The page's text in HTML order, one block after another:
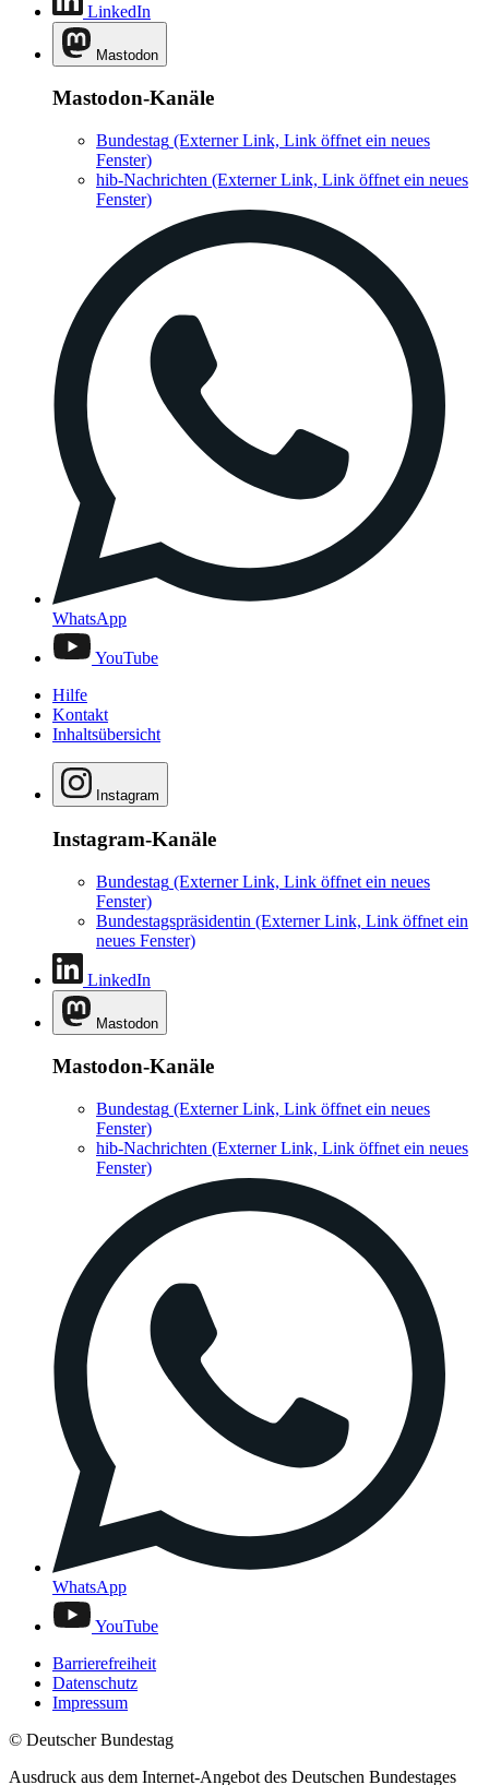
LinkedIn
Mastodon
Mastodon-Kanäle
Bundestag (Externer Link, Link öffnet ein neues
Fenster)
hib-Nachrichten (Externer Link, Link öffnet ein neues
Fenster)
WhatsApp
YouTube
Hilfe
Kontakt
Inhaltsübersicht
Instagram
Instagram-Kanäle
Bundestag (Externer Link, Link öffnet ein neues
Fenster)
Bundestagspräsidentin (Externer Link, Link öffnet ein
neues Fenster)
LinkedIn
Mastodon
Mastodon-Kanäle
Bundestag (Externer Link, Link öffnet ein neues
Fenster)
hib-Nachrichten (Externer Link, Link öffnet ein neues
Fenster)
WhatsApp
YouTube
Barrierefreiheit
Datenschutz
Impressum
© Deutscher Bundestag
Ausdruck aus dem Internet-Angebot des Deutschen Bundestages